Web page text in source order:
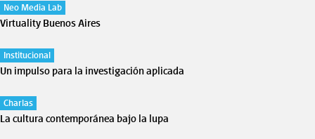
Neo Media Lab
Virtuality Buenos Aires
Institucional
Un impulso para la investigación aplicada
Charlas
La cultura contemporánea bajo la lupa